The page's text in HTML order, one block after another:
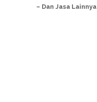
– Dan Jasa Lainnya